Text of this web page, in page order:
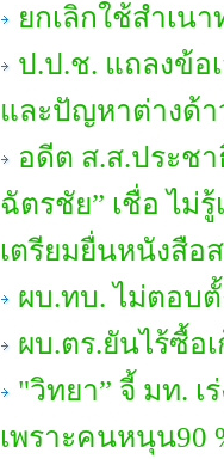
ยกเลิกใช้สำเน
ป.ป.ช. แถลงข้อ
และปัญหาต่างด้า
อดีต ส.ส.ประช
ฉัตรชัย” เชื่อ ไม่
เตรียมยื่นหนังสือ
ผบ.ทบ. ไม่ตอบ
ผบ.ตร.ยันไร้ซื้อ
"วิทยา” จี้ มท.
เพราะคนหนุน90